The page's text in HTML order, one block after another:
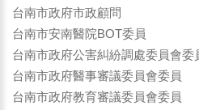
台南市政府市政顧問
台南市安南醫院BOT委員
台南市政府公害糾紛調處委員會委
台南市政府醫事審議委員會委員
台南市政府教育審議委員會委員